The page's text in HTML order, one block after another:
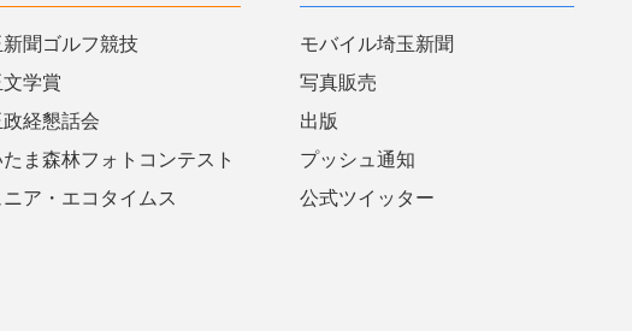
聞ゴルフ競技
学賞
経懇話会
たま森林フォトコンテスト
ニア・エコタイムス
モバイル埼玉新聞
写真販売
出版
プッシュ通知
公式ツイッター